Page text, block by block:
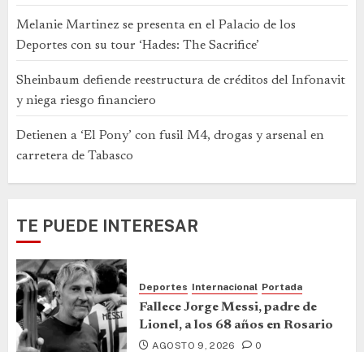
Melanie Martinez se presenta en el Palacio de los
Deportes con su tour ‘Hades: The Sacrifice’
Sheinbaum defiende reestructura de créditos del Infonavit
y niega riesgo financiero
Detienen a ‘El Pony’ con fusil M4, drogas y arsenal en
carretera de Tabasco
TE PUEDE INTERESAR
Deportes Internacional Portada
Fallece Jorge Messi, padre de
Lionel, a los 68 años en Rosario
AGOSTO 9, 2026 0